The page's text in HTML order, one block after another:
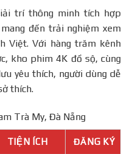
trí thông minh tích hợp
đến trải nghiệm xem
Việt. Với hàng trăm kênh
kho phim 4K đồ sộ, cùng
yêu thích, người dùng dễ
thích.
Trà My, Đà Nẵng
TIỆN ÍCH ĐĂNG KÝ